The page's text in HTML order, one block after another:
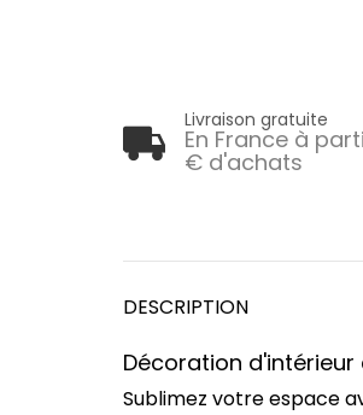
Livraison gratuite
En France à
€ d'achats
DESCRIPTION
Décoration d'intérieur
Sublimez votre espace